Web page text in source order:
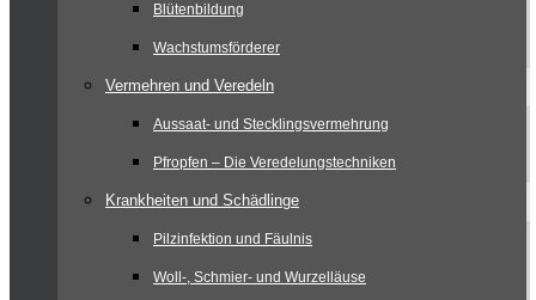
Blütenbildung
Wachstumsförderer
Vermehren und Veredeln
Aussaat- und Stecklingsvermehrung
Pfropfen – Die Veredelungstechniken
Krankheiten und Schädlinge
Pilzinfektion und Fäulnis
Woll-, Schmier- und Wurzelläuse